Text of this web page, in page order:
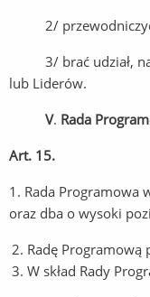
2/ przewodniczyć
3/ brać udział, na
lub Liderów.
V. Rada
Art. 15.
1. Rada Programowa
oraz dba o wysoki
Radę Programową
W skład Rady